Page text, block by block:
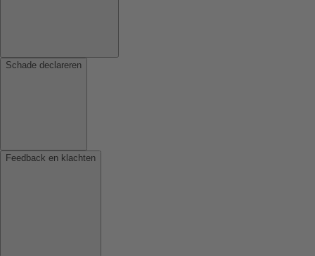
Schade declareren
Feedback en klachten